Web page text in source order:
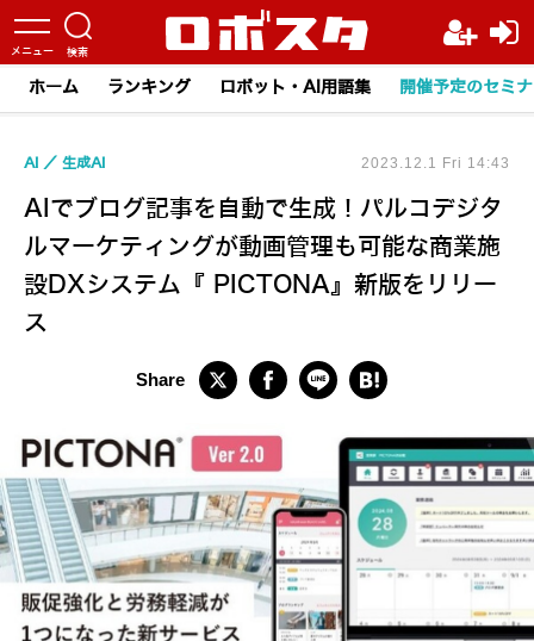
ホーム ランキング ロボット・AI用語集 開催予定のセミ
AIでブログ記事を自動で生成！パルコデジタ
ルマーケティングが動画管理も可能な商業施
設DXシステム『 PICTONA』新版をリリー
ス
AI 生成AI 2023.12.1 Fri 14:43